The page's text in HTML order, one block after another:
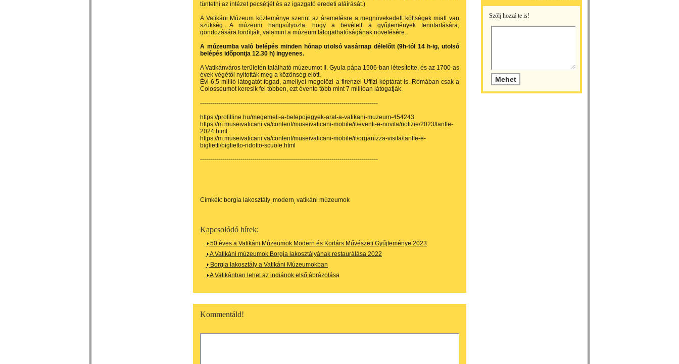
tüntetni az intézet pecsétjét és az igazgató eredeti aláírását.)
A Vatikáni Múzeum közleménye szerint az áremelésre a megnövekedett költségek miatt van
szükség. A múzeum hangsúlyozta, hogy a bevételt a gyűjtemények fenntartására,
gondozására fordítják, valamint a múzeum látogathatóságának növelésére.
A múzeumba való belépés minden hónap utolsó vasárnap délelőtt (9h-tól 14 h-ig, utolsó
belépés időpontja 12.30 h) ingyenes.
A Vatikánváros területén található múzeumot II. Gyula pápa 1506-ban létesítette, és az 1700-as
évek végétől nyitották meg a közönség előtt.
Évi 6,5 millió látogatót fogad, amellyel megelőzi a firenzei Uffizi-képtárat is. Rómában csak a
Colosseumot keresik fel többen, ezt évente több mint 7 millióan látogatják.
----------------------------------------------------------------------------------------
https://profitline.hu/megemeli-a-belepojegyek-arat-a-vatikani-muzeum-454243
https://m.museivaticani.va/content/museivaticani-mobile/it/eventi-e-novita/notizie/2023/tariffe-
2024.html
https://m.museivaticani.va/content/museivaticani-mobile/it/organizza-visita/tariffe-e-
biglietti/biglietto-ridotto-scuole.html
----------------------------------------------------------------------------------------
Címkék: borgia lakosztály modern vatikáni múzeumok
Kapcsolódó hírek:
50 éves a Vatikáni Múzeumok Modern és Kortárs Művészeti Gyűjteménye 2023
A Vatikáni múzeumok Borgia lakosztályának restaurálása 2022
Borgia lakosztály a Vatikáni Múzeumokban
A Vatikánban lehet az indiánok első ábrázolása
Kommentáld!
Szólj hozzá te is!